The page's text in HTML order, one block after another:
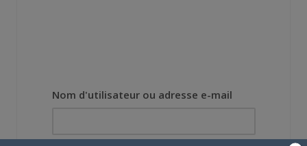
Nom d'utilisateur ou adresse e-mail